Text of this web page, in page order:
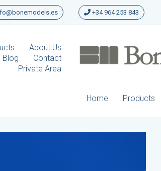
+34 964 253 843
About Us
Blog
Contact
Private Area
Home Products